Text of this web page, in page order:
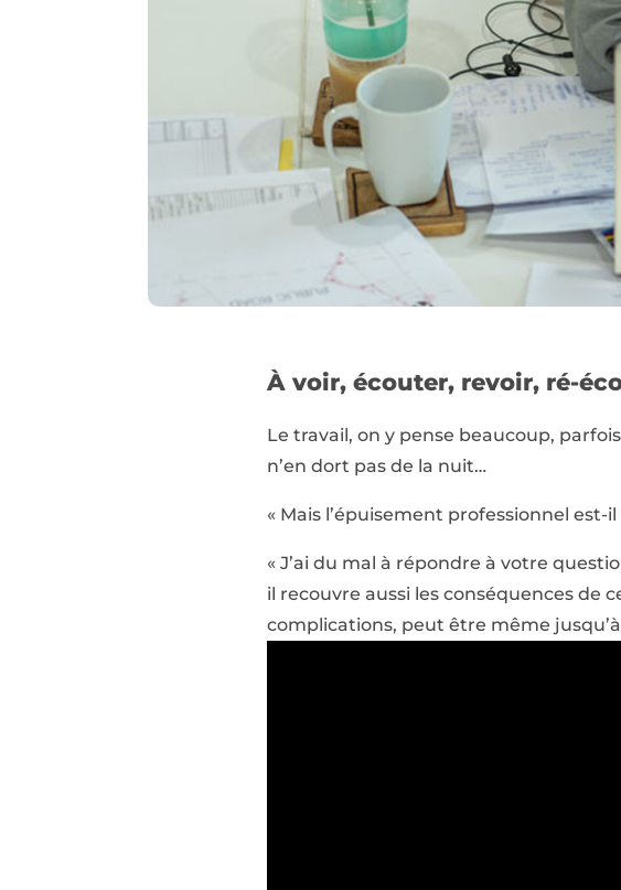
À voir, écouter, revoir, ré-
Le travail, on y pense beaucoup,
n’en dort pas de la nuit…
« Mais l’épuisement professionnel est-
« J’ai du mal à répondre à votre
il recouvre aussi les conséquences
complications, peut être même